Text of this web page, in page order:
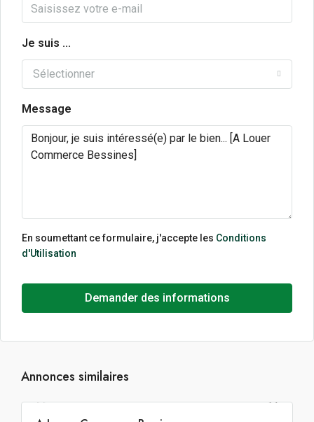
Je suis ...
Sélectionner
Message
En soumettant ce formulaire, j'accepte les Conditions
d'Utilisation
Demander des informations
Annonces similaires
137€ m²/an HT HC